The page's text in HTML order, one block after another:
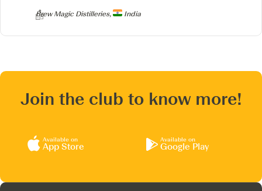
Producer
Brew Magic Distilleries, India
Join the club to know more!
Available on
App Store
Available on
Google Play